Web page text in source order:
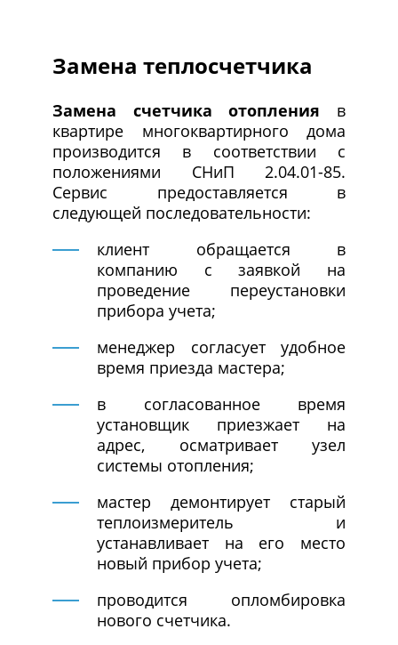
Замена теплосчетчика
Замена счетчика отопления в
квартире многоквартирного дома
производится в соответствии с
положениями СНиП 2.04.01-85.
Сервис предоставляется в
следующей последовательности:
клиент обращается в
компанию с заявкой на
проведение переустановки
прибора учета;
менеджер согласует удобное
время приезда мастера;
в согласованное время
установщик приезжает на
адрес, осматривает узел
системы отопления;
мастер демонтирует старый
теплоизмеритель и
устанавливает на его место
новый прибор учета;
проводится опломбировка
нового счетчика.